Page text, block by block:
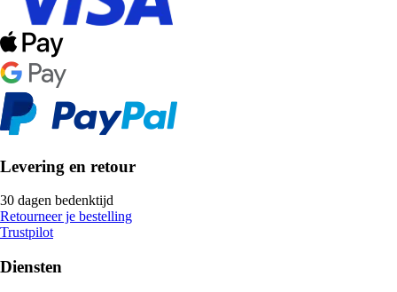
Levering en retour
30 dagen bedenktijd
Retourneer je bestelling
Trustpilot
Diensten